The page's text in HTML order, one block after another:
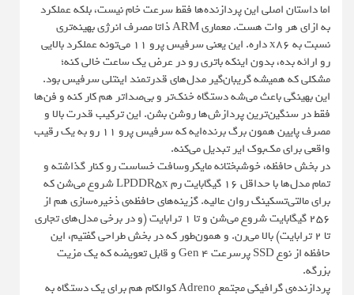
اما داستان اصلی این پردازنده‌ها فقط سرعت خام نیست، بلکه عملکرد
به ازای هر وات هست. معماری ARM ذاتا مصرف انرژی بهینه‌تری
نسبت به x86 داره. این یعنی سرفیس پرو ۱۱ می‌تونه عملکرد بالایی
رو ارائه بده، بدون اینکه باتری رو در عرض یک ساعت خالی کنه؛
مشکلی که همیشه گریبان‌گیر مدل‌های قدرتمند اینتلی سرفیس بود.
این بهینگی باعث می‌شه دستگاه خنک‌تر و بی‌صداتر هم کار کنه و فن‌ها
فقط در سنگین‌ترین پردازش‌ها روشن بشن. این ترکیب قدرت بالا و
مصرف پایین همون برگ برنده‌ایه که سرفیس پرو ۱۱ رو به یک رقیب
واقعی برای مک‌بوک ایر تبدیل می‌کنه.
در بخش حافظه، خوشبختانه مایکروسافت خساست رو کنار گذاشته و
تمام مدل‌ها با حداقل ۱۶ گیگابایت رم LPDDR5x شروع می‌شن که
برای مالتی‌تسکینگ روان عالیه. گزینه‌های حافظه‌ی ذخیره‌سازی هم از
۲۵۶ گیگابایت شروع می‌شن و تا ۱ ترابایت (و در برخی مدل‌های تجاری
تا ۲ ترابایت) بالا می‌رن. و همون‌طور که در بخش طراحی گفتیم، این
حافظه از نوع SSD پرسرعت Gen 4 و قابل تعویضه که یک مزیت
بزرگه.
پردازنده‌ی گرافیکی مجتمع Adreno کوالکام هم برای یک دستگاه به